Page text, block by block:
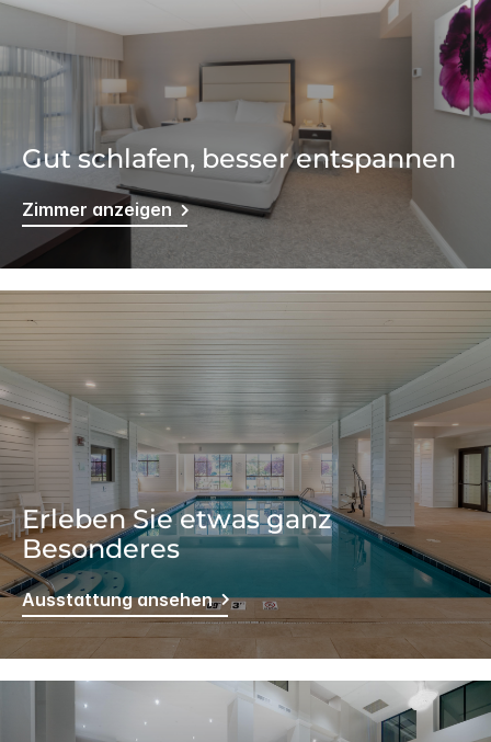
Gut schlafen, besser entspannen
Zimmer anzeigen
Erleben Sie etwas ganz
Besonderes
Ausstattung ansehen